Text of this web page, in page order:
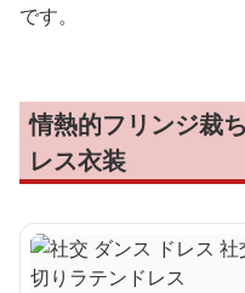
です。
情熱的フリンジ裁
レス衣装